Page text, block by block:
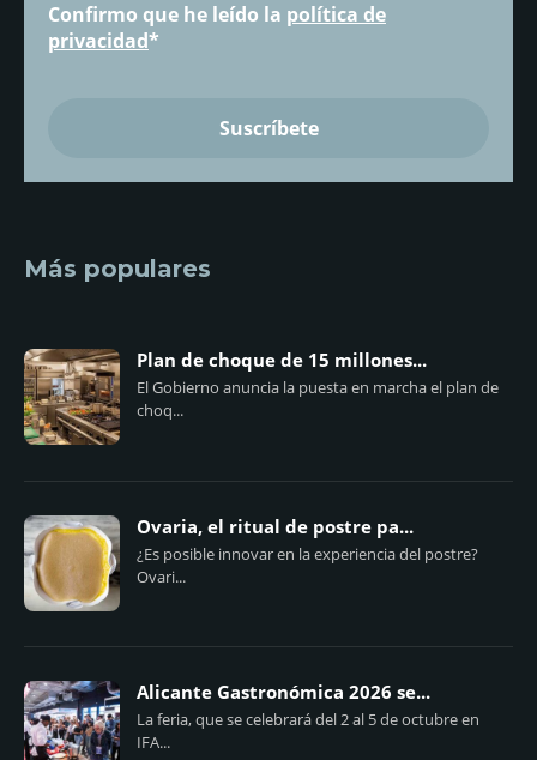
Confirmo que he leído la política de
privacidad*
Más populares
Plan de choque de 15 millones...
El Gobierno anuncia la puesta en marcha el plan de
choq...
Ovaria, el ritual de postre pa...
¿Es posible innovar en la experiencia del postre?
Ovari...
Alicante Gastronómica 2026 se...
La feria, que se celebrará del 2 al 5 de octubre en
IFA...